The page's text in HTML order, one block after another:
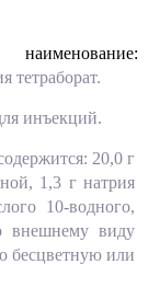
наименование:
тетраборат.
инъекций.
20,0 г
1,3 г натрия
10-водного,
виду
бесцветную или